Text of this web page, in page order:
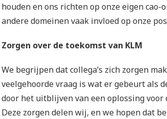
houden en ons richten op onze eigen
andere domeinen vaak invloed op onze
Zorgen over de toekomst van KLM
We begrijpen dat collega’s zich zorgen
veelgehoorde vraag is wat er gebeurt als
door het uitblijven van een oplossing
Deze zorgen delen wij, en we hopen dat